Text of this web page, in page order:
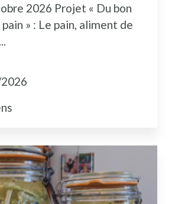
2026 Projet « Du bon
» : Le pain, aliment de